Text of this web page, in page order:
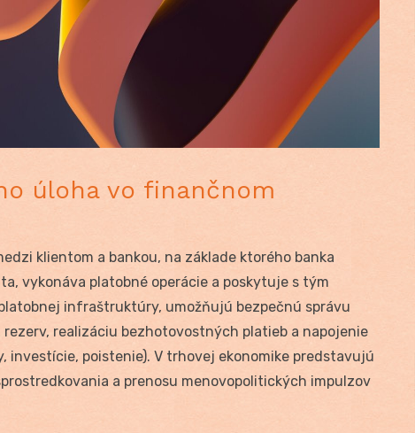
úloha vo finančnom
klientom a bankou, na základe ktorého banka
vykonáva platobné operácie a poskytuje s tým
infraštruktúry, umožňujú bezpečnú správu
realizáciu bezhotovostných platieb a napojenie
investície, poistenie). V trhovej ekonomike predstavujú
a prenosu menovopolitických impulzov